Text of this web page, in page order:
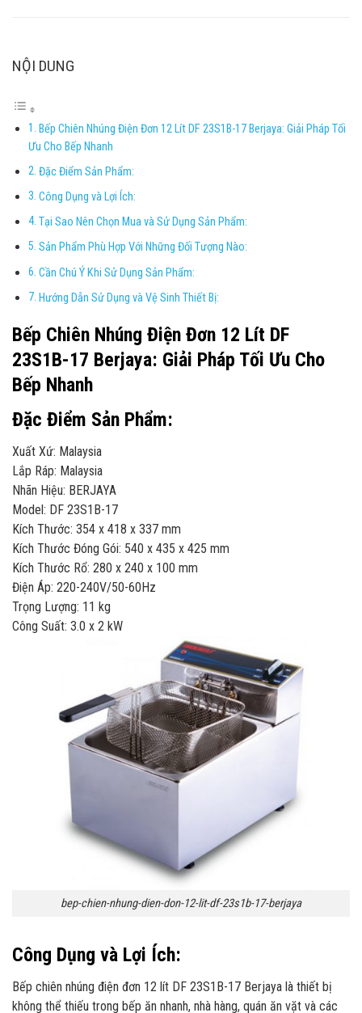
NỘI DUNG
Bếp Chiên Nhúng Điện Đơn 12 Lít DF 23S1B-17 Berjaya: Giải Pháp Tối
Ưu Cho Bếp Nhanh
Đặc Điểm Sản Phẩm:
Công Dụng và Lợi Ích:
Tại Sao Nên Chọn Mua và Sử Dụng Sản Phẩm:
Sản Phẩm Phù Hợp Với Những Đối Tượng Nào:
Cần Chú Ý Khi Sử Dụng Sản Phẩm:
Hướng Dẫn Sử Dụng và Vệ Sinh Thiết Bị:
Bếp Chiên Nhúng Điện Đơn 12 Lít DF
23S1B-17 Berjaya: Giải Pháp Tối Ưu Cho
Bếp Nhanh
Đặc Điểm Sản Phẩm:
Xuất Xứ: Malaysia
Lắp Ráp: Malaysia
Nhãn Hiệu: BERJAYA
Model: DF 23S1B-17
Kích Thước: 354 x 418 x 337 mm
Kích Thước Đóng Gói: 540 x 435 x 425 mm
Kích Thước Rổ: 280 x 240 x 100 mm
Điện Áp: 220-240V/50-60Hz
Trọng Lượng: 11 kg
Công Suất: 3.0 x 2 kW
bep-chien-nhung-dien-don-12-lit-df-23s1b-17-berjaya
Công Dụng và Lợi Ích:
Bếp chiên nhúng điện đơn 12 lít DF 23S1B-17 Berjaya là thiết bị
không thể thiếu trong bếp ăn nhanh, nhà hàng, quán ăn vặt và các